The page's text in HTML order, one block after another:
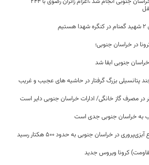
در خراسان جنوبی؛
جنوبی ابقا شد
پتانسیلی بزرگ گرفتار در حاشیه های عجیب و غریب
مصرف گاز خانگی/ ادارات خراسان جنوبی دایر است
آب به خراسان جنوبی جدی است
در خراسان جنوبی به حدود 500 هکتار رسید
کرونا ویروس جدید